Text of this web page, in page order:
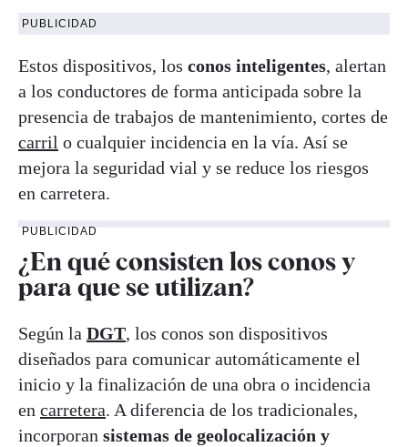
PUBLICIDAD
Estos dispositivos, los conos inteligentes, alertan
a los conductores de forma anticipada sobre la
presencia de trabajos de mantenimiento, cortes de
carril o cualquier incidencia en la vía. Así se
mejora la seguridad vial y se reduce los riesgos
en carretera.
PUBLICIDAD
¿En qué consisten los conos y
para que se utilizan?
Según la DGT, los conos son dispositivos
diseñados para comunicar automáticamente el
inicio y la finalización de una obra o incidencia
en carretera. A diferencia de los tradicionales,
incorporan sistemas de geolocalización y